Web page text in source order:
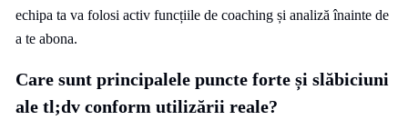
echipa ta va folosi activ funcțiile de coaching și analiză înainte de
a te abona.
Care sunt principalele puncte forte și slăbiciuni
ale tl;dv conform utilizării reale?